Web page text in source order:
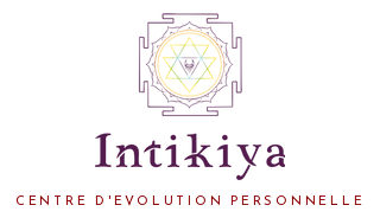
CENTRE D'EVOLUTION PERSONNELLE